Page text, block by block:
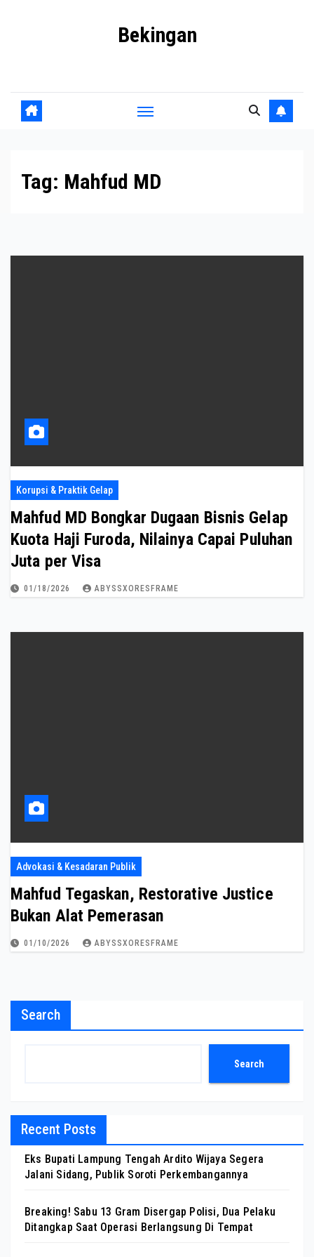
Bekingan
Tag: Mahfud MD
Korupsi & Praktik Gelap
Mahfud MD Bongkar Dugaan Bisnis Gelap
Kuota Haji Furoda, Nilainya Capai Puluhan
Juta per Visa
01/18/2026 ABYSSXORESFRAME
Advokasi & Kesadaran Publik
Mahfud Tegaskan, Restorative Justice
Bukan Alat Pemerasan
01/10/2026 ABYSSXORESFRAME
Search
Search
Recent Posts
Eks Bupati Lampung Tengah Ardito Wijaya Segera
Jalani Sidang, Publik Soroti Perkembangannya
Breaking! Sabu 13 Gram Disergap Polisi, Dua Pelaku
Ditangkap Saat Operasi Berlangsung Di Tempat